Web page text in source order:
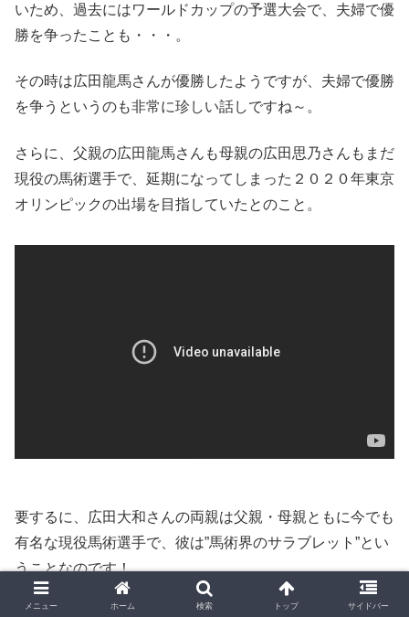
いため、過去にはワールドカップの予選大会で、夫婦で優
勝を争ったことも・・・。
その時は広田龍馬さんが優勝したようですが、夫婦で優勝
を争うというのも非常に珍しい話しですね～。
さらに、父親の広田龍馬さんも母親の広田思乃さんもまだ
現役の馬術選手で、延期になってしまった２０２０年東京
オリンピックの出場を目指していたとのこと。
要するに、広田大和さんの両親は父親・母親ともに今でも
有名な現役馬術選手で、彼は”馬術界のサラブレット”とい
うことなのです！
メニュー ホーム 検索 トップ サイドバー